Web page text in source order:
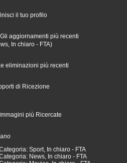
il tuo profilo
Gli aggiornamenti più recenti
In chiaro - FTA)
eliminazioni più recenti
di Ricezione
più Ricercate
Sport, In chiaro - FTA
News, In chiaro - FTA